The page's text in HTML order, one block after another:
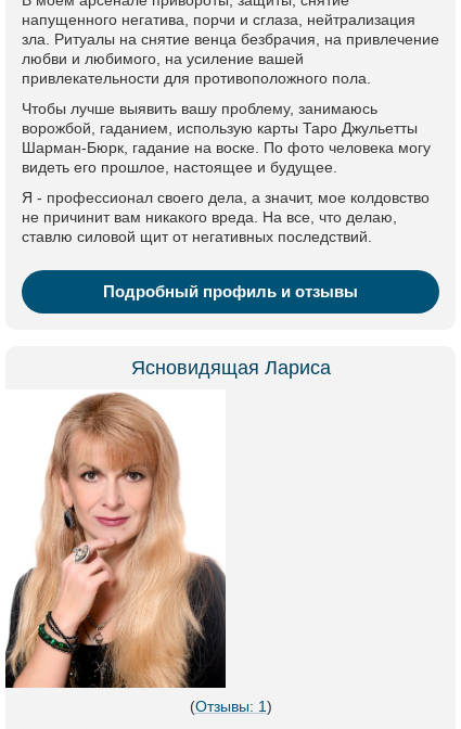
напущенного негатива, порчи и сглаза, нейтрализация
зла. Ритуалы на снятие венца безбрачия, на привлечение
любви и любимого, на усиление вашей
привлекательности для противоположного пола.
Чтобы лучше выявить вашу проблему, занимаюсь
ворожбой, гаданием, использую карты Таро Джульетты
Шарман-Бюрк, гадание на воске. По фото человека могу
видеть его прошлое, настоящее и будущее.
Я - профессионал своего дела, а значит, мое колдовство
не причинит вам никакого вреда. На все, что делаю,
ставлю силовой щит от негативных последствий.
Подробный профиль и отзывы
Ясновидящая Лариса
(Отзывы: 1)